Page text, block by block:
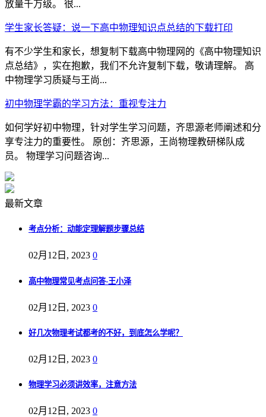
放量千万级。 很...
学生家长答疑：说一下高中物理知识点总结的下载打印
有不少学生和家长，想复制下载高中物理网的《高中物理知识
点总结》，实在抱歉，我们不允许复制下载，敬请理解。 高
中物理学习质疑与王尚...
初中物理学霸的学习方法：重视专注力
如何学好初中物理，针对学生学习问题，齐思源老师阐述和分
享专注力的重要性。 原创：齐思源，王尚物理教研梯队成
员。 物理学习问题咨询...
最新文章
考点分析：动能定理解题步骤总结
02月12日, 2023 0
高中物理常见考点问答-王小泽
02月12日, 2023 0
好几次物理考试都考的不好，到底怎么学呢？
02月12日, 2023 0
物理学习必须讲效率，注意方法
02月12日, 2023 0